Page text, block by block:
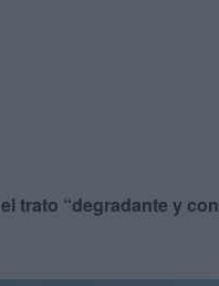
el trato “degradante y